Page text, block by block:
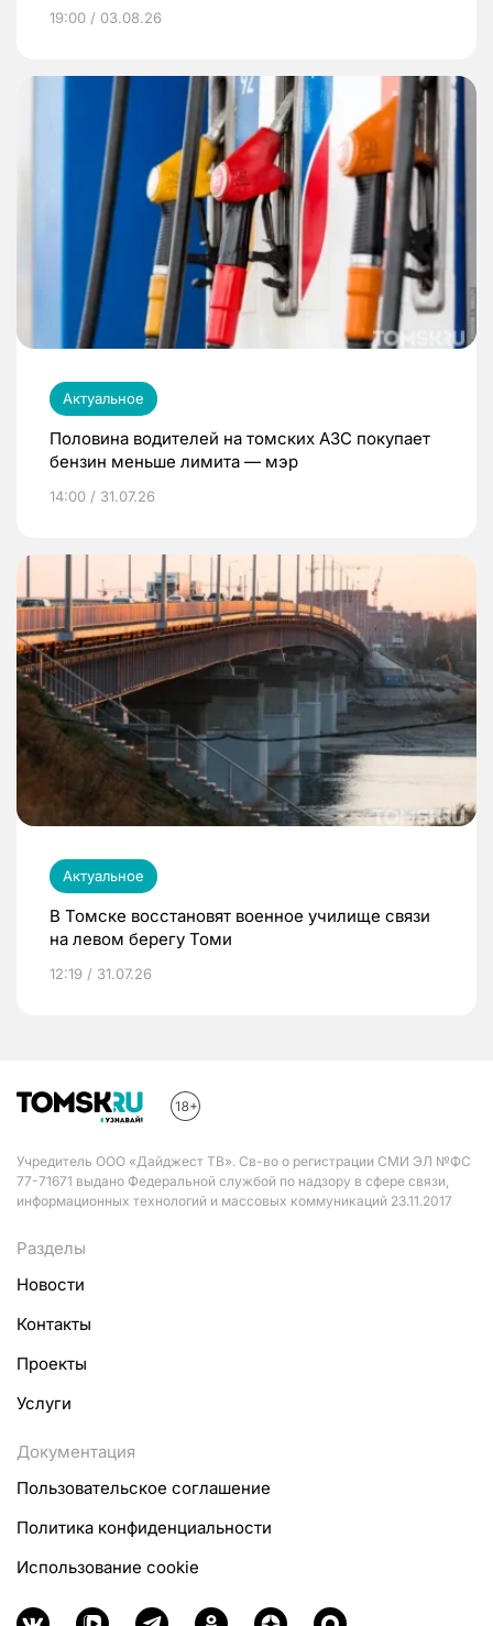
19:00 / 03.08.26
Актуальное
Половина водителей на томских АЗС покупает
бензин меньше лимита — мэр
14:00 / 31.07.26
Актуальное
В Томске восстановят военное училище связи
на левом берегу Томи
12:19 / 31.07.26
Учредитель ООО «Дайджест ТВ». Св-во о регистрации СМИ ЭЛ №ФС
77-71671 выдано Федеральной службой по надзору в сфере связи,
информационных технологий и массовых коммуникаций 23.11.2017
Разделы
Новости
Контакты
Проекты
Услуги
Документация
Пользовательское соглашение
Политика конфиденциальности
Использование cookie